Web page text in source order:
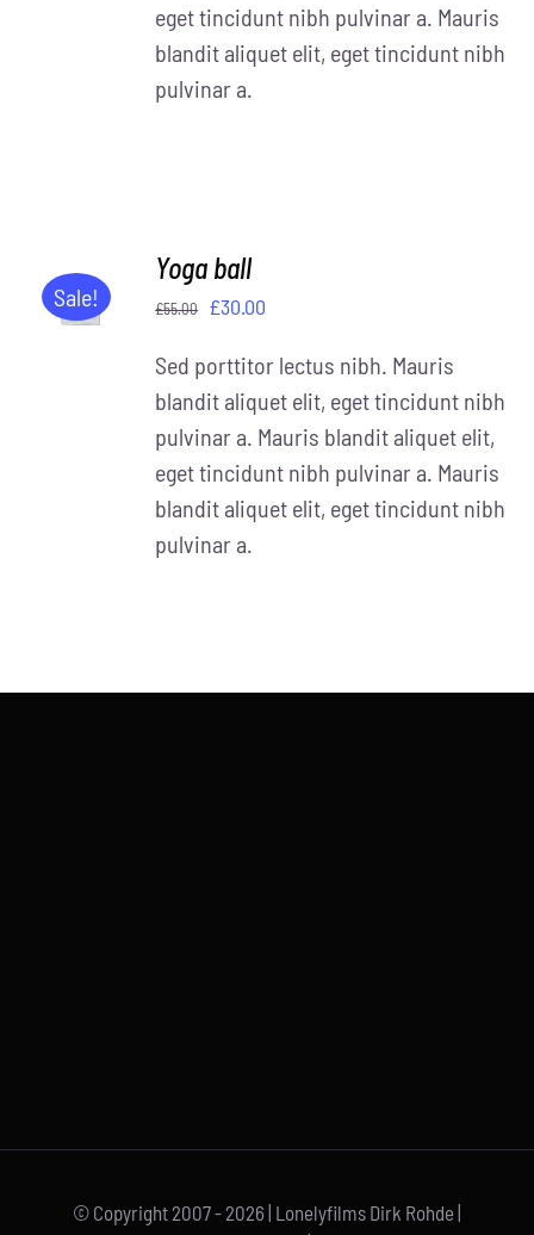
eget tincidunt nibh pulvinar a. Mauris
blandit aliquet elit, eget tincidunt nibh
pulvinar a.
Sale!
WARENKORB
/
Yoga ball
£55.00
Ursprünglicher
war:
£55.00
£30.00
ist:
£30.00.
Sed porttitor lectus nibh. Mauris
blandit aliquet elit, eget tincidunt nibh
pulvinar a. Mauris blandit aliquet elit,
eget tincidunt nibh pulvinar a. Mauris
blandit aliquet elit, eget tincidunt nibh
pulvinar a.
© Copyright 2007 - 2026 | Lonelyfilms Dirk Rohde |